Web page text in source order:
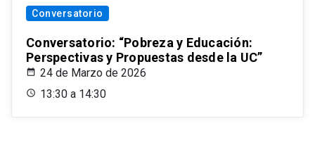
Conversatorio
Conversatorio: “Pobreza y Educación:
Perspectivas y Propuestas desde la UC”
24 de Marzo de 2026
13:30 a 14:30